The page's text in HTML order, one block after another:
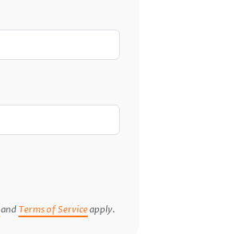
and Terms of Serviceapply.